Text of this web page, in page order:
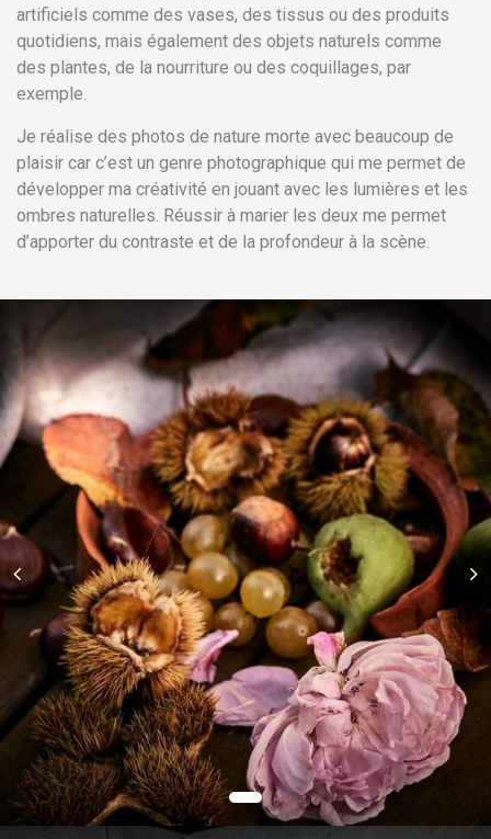
artificiels comme des vases, des tissus ou des produits
quotidiens, mais également des objets naturels comme
des plantes, de la nourriture ou des coquillages, par
exemple.
Je réalise des photos de nature morte avec beaucoup de
plaisir car c’est un genre photographique qui me permet de
développer ma créativité en jouant avec les lumières et les
ombres naturelles. Réussir à marier les deux me permet
d’apporter du contraste et de la profondeur à la scène.